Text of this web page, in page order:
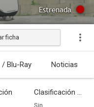
Estrenada
ficha
/ Blu-Ray Noticias
Clasificación por edades
Sin